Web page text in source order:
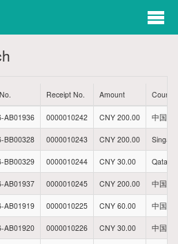
Receipt No. Amount
AB01936 0000010242 CNY 200.00 中国贵
BB00328 0000010243 CNY 200.00
BB00329 0000010244 CNY 30.00 Qatar
AB01937 0000010245 CNY 200.00 中国福
AB01919 0000010225 CNY 60.00 中国江
AB01920 0000010226 CNY 30.00 中国四